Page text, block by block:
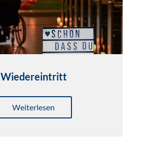
Wiedereintritt
Weiterlesen